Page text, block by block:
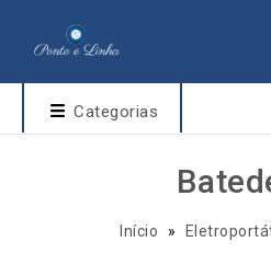
Categorias
Início »